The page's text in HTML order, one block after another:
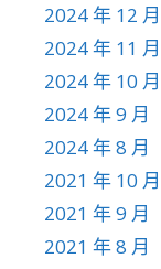
2024 年 12 月
2024 年 11 月
2024 年 10 月
2024 年 9 月
2024 年 8 月
2021 年 10 月
2021 年 9 月
2021 年 8 月